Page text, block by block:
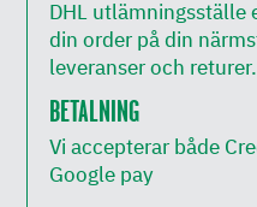
DHL utlämningsställe
din order på din
leveranser och returer.
BETALNING
Vi accepterar både
Google pay